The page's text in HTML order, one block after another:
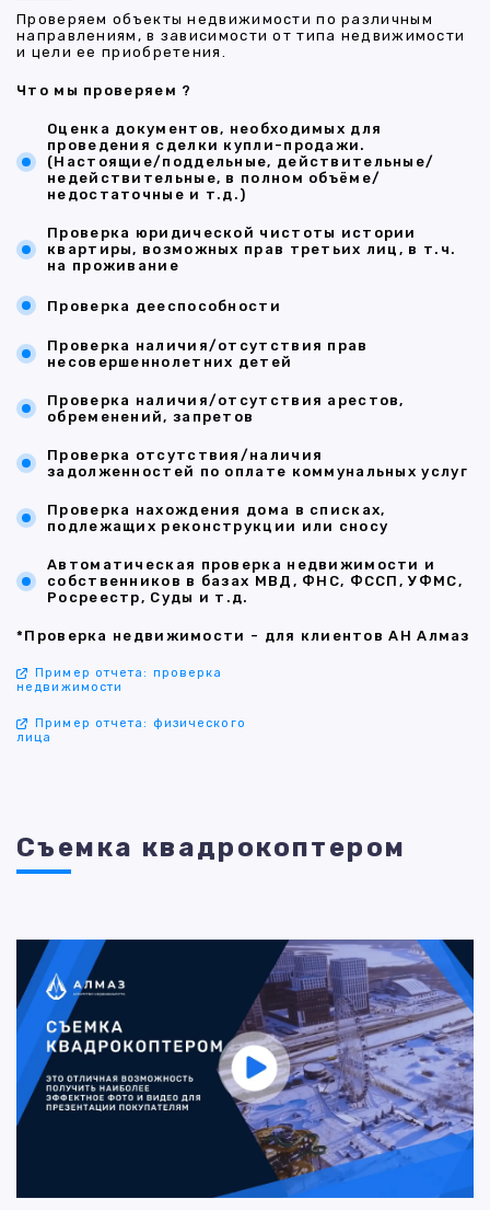
Проверяем объекты недвижимости по различным
направлениям, в зависимости от типа недвижимости
и цели ее приобретения.
Что мы проверяем ?
Оценка документов, необходимых для
проведения сделки купли-продажи.
(Настоящие/поддельные, действительные/
недействительные, в полном объёме/
недостаточные и т.д.)
Проверка юридической чистоты истории
квартиры, возможных прав третьих лиц, в т.ч.
на проживание
Проверка дееспособности
Проверка наличия/отсутствия прав
несовершеннолетних детей
Проверка наличия/отсутствия арестов,
обременений, запретов
Проверка отсутствия/наличия
задолженностей по оплате коммунальных услуг
Проверка нахождения дома в списках,
подлежащих реконструкции или сносу
Автоматическая проверка недвижимости и
собственников в базах МВД, ФНС, ФССП, УФМС,
Росреестр, Суды и т.д.
*Проверка недвижимости - для клиентов АН Алмаз
Пример отчета: проверка
недвижимости
Пример отчета: физического
лица
Съемка квадрокоптером